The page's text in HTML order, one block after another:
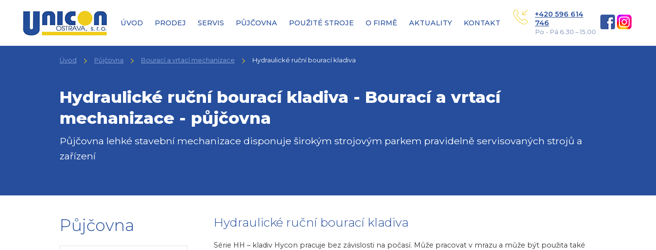
ÚVOD PRODEJ SERVIS PŮJČOVNA POUŽITÉ STROJE O FIRMĚ AKTUALITY KONTAKT
+420 596 614
746
Po - Pá 6.30 – 15.00
Úvod Půjčovna Bourací a vrtací mechanizace Hydraulické ruční bourací kladiva
Hydraulické ruční bourací kladiva - Bourací a vrtací
mechanizace - půjčovna
Půjčovna lehké stavební mechanizace disponuje širokým strojovým parkem pravidelně servisovaných strojů a
zařízení
Půjčovna Hydraulické ruční bourací kladiva
Série HH – kladiv Hycon pracuje bez závislosti na počasí. Může pracovat v mrazu a může být použita také